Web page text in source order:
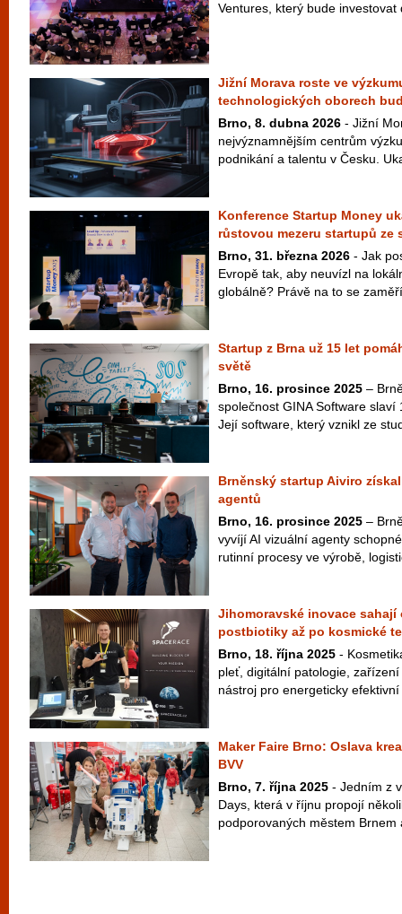
Ventures, který bude investovat
Jižní Morava roste ve
technologických oborech
Brno, 8. dubna 2026 - Jižní
nejvýznamnějším centrům
podnikání a talentu v Česku.
Konference Startup Money
růstovou mezeru startupů ze
Brno, 31. března 2026 - Jak
Evropě tak, aby neuvízl na
globálně? Právě na to se
Startup z Brna už 15 let
světě
Brno, 16. prosince 2025 –
společnost GINA Software
Její software, který vznikl ze
Brněnský startup Aiviro
agentů
Brno, 16. prosince 2025 –
vyvíjí AI vizuální agenty
rutinní procesy ve výrobě,
Jihomoravské inovace sahají
postbiotiky až po kosmické
Brno, 18. října 2025 -
pleť, digitální patologie,
nástroj pro energeticky efektivní
Maker Faire Brno: Oslava
BVV
Brno, 7. října 2025 - Jedním z
Days, která v říjnu propojí
podporovaných městem Brnem